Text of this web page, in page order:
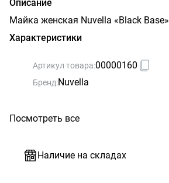
Описание
Майка женская Nuvella «Black Base»
Характеристики
Артикул товара:00000160
Бренд:Nuvella
Посмотреть все
Наличие на складах